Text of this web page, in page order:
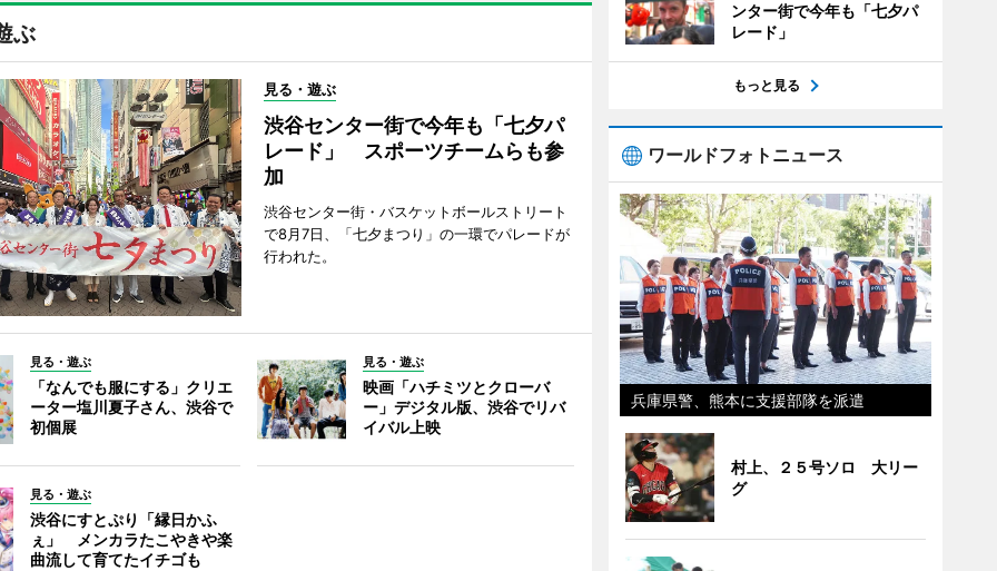
ぶ
見る・遊ぶ
渋谷センター街で今年も「七夕パ
レード」 スポーツチームらも参
加
渋谷センター街・バスケットボールストリート
で8月7日、「七夕まつり」の一環でパレードが
行われた。
見る・遊ぶ
「なんでも服にする」クリエ
ーター塩川夏子さん、渋谷で
初個展
見る・遊ぶ
映画「ハチミツとクローバ
ー」デジタル版、渋谷でリバ
イバル上映
見る・遊ぶ
渋谷にすとぷり「縁日かふ
ぇ」 メンカラたこやきや楽
曲流して育てたイチゴも
ンター街で今年も「七夕パ
レード」
もっと見る
ワールドフォトニュース
兵庫県警、熊本に支援部隊を派遣
村上、２５号ソロ 大リー
グ